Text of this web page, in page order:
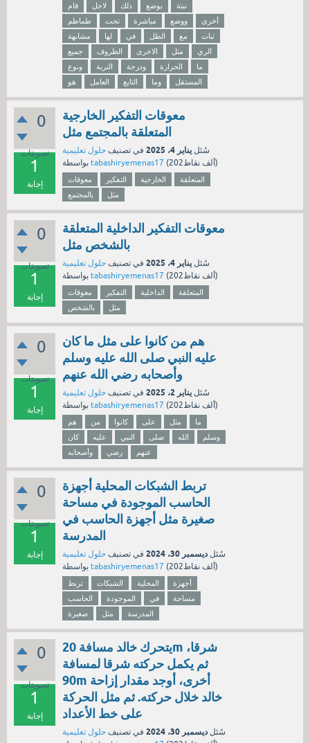
قام
لاجل ذلك بوضع
نبتة
طماطم
تحت مباشرة ووضع
أخرى
مشابهة
لها في الظل مع
ثبات
جميع
الظروف الاخرى مثل
الري
ونوع
التربة ودرجة الحرارة
ما
هو
العامل التابع وما المستقل
0
تصويتات
1
إجابة
معوقات التفكير الخارجية
المتعلقة بالمجتمع مثل
سُئل يناير 4، 2025 في تصنيف حلول تعليمية
tabashiryemenas17 ( 202ألف نقاط)
معوقات التفكير الخارجية
المتعلقة
بالمجتمع
مثل
0
تصويتات
1
إجابة
معوقات التفكير الداخلية المتعلقة
بالشخص مثل
سُئل يناير 4، 2025 في تصنيف حلول تعليمية
tabashiryemenas17 ( 202ألف نقاط)
معوقات التفكير الداخلية
المتعلقة
بالشخص
مثل
0
تصويتات
1
إجابة
هم من كانوا على مثل ما كان
عليه النبي صلى الله عليه وسلم
وأصحابه رضي الله عنهم
سُئل يناير 2، 2025 في تصنيف حلول تعليمية
tabashiryemenas17 ( 202ألف نقاط)
هم من كانوا على مثل
ما
كان
عليه النبي صلى الله
وسلم
وأصحابه
رضي عنهم
0
تصويتات
1
إجابة
تربط الشبكات المحلية أجهزة
الحاسب الموجودة في مساحة
صغيرة مثل أجهزة الحاسب في
المدرسة
سُئل ديسمبر 30، 2024 في تصنيف حلول تعليمية
tabashiryemenas17 ( 202ألف نقاط)
تربط الشبكات المحلية
أجهزة
الحاسب
الموجودة في
مساحة
صغيرة
مثل المدرسة
0
تصويتات
1
إجابة
يتحرك خالد مسافة 20m شرقا،
ثم يكمل حركته شرقا لمسافة
90m أخرى، أوجد مقدار إزاحة
خالد خلال حركته. ثم مثل الحركة
على خط الأعداد
سُئل ديسمبر 30، 2024 في تصنيف حلول تعليمية